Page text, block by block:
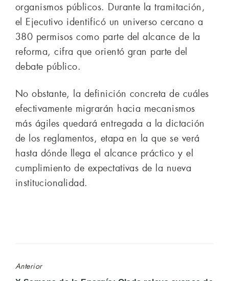
organismos públicos. Durante la tramitación,
el Ejecutivo identificó un universo cercano a
380 permisos como parte del alcance de la
reforma, cifra que orientó gran parte del
debate público.
No obstante, la definición concreta de cuáles
efectivamente migrarán hacia mecanismos
más ágiles quedará entregada a la dictación
de los reglamentos, etapa en la que se verá
hasta dónde llega el alcance práctico y el
cumplimiento de expectativas de la nueva
institucionalidad.
Anterior